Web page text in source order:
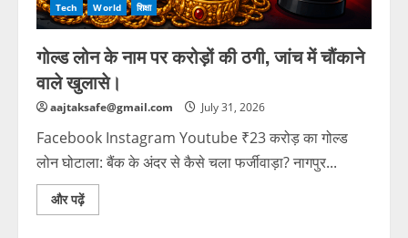
Tech
World शिक्षा
गोल्ड लोन के नाम पर करोड़ों की ठगी, जांच में चौंकाने
वाले खुलासे।
aajtaksafe@gmail.com July 31, 2026
Facebook Instagram Youtube ₹23 करोड़ का गोल्ड
लोन घोटाला: बैंक के अंदर से कैसे चला फर्जीवाड़ा? नागपुर...
और पढ़ें